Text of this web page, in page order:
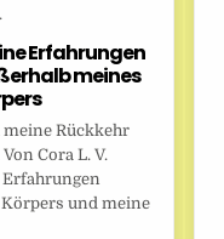
Erfahrungen
meines
meine Rückkehr
Cora L. V.
und meine